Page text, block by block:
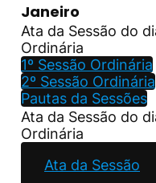
Janeiro
Ata da Sessão do
Ordinária
1º Sessão Ordinária
2º Sessão Ordinária
Pautas da Sessões
Ata da Sessão do
Ordinária
Ata da Sessão